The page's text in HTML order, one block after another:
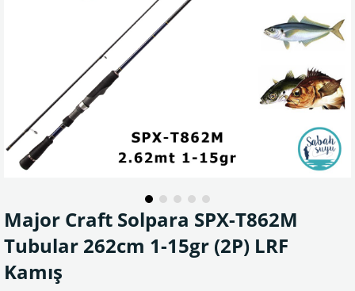
Major Craft Solpara SPX-T862M
Tubular 262cm 1-15gr (2P) LRF
Kamış